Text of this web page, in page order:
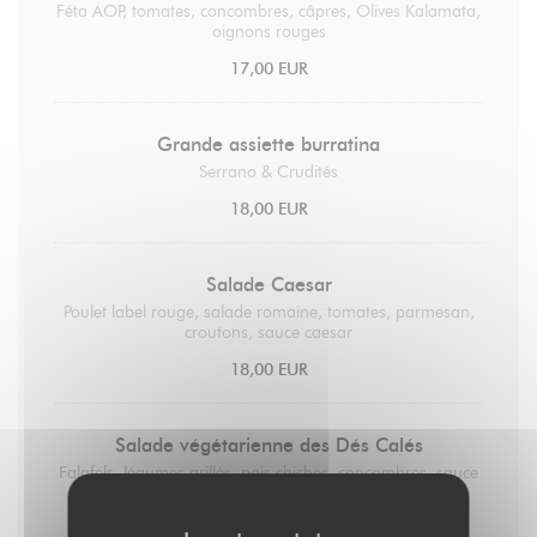
Féta AOP, tomates, concombres, câpres, Olives Kalamata,
oignons rouges
17,00 EUR
Grande assiette burratina
Serrano & Crudités
18,00 EUR
Salade Caesar
Poulet label rouge, salade romaine, tomates, parmesan,
croutons, sauce caesar
18,00 EUR
Salade végétarienne des Dés Calés
Falafels, légumes grillés, pois chiches, concombres, sauce
18,00 EUR